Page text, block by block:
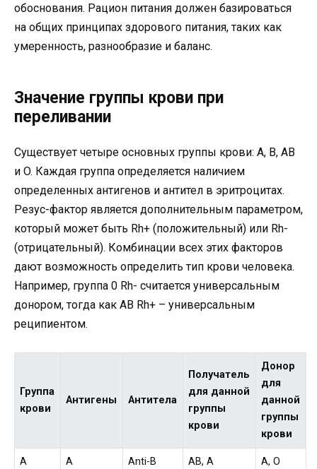
обоснования. Рацион питания должен базироваться
на общих принципах здорового питания, таких как
умеренность, разнообразие и баланс.
Значение группы крови при
переливании
Существует четыре основных группы крови: A, B, AB
и O. Каждая группа определяется наличием
определенных антигенов и антител в эритроцитах.
Резус-фактор является дополнительным параметром,
который может быть Rh+ (положительный) или Rh-
(отрицательный). Комбинации всех этих факторов
дают возможность определить тип крови человека.
Например, группа 0 Rh- считается универсальным
донором, тогда как AB Rh+ – универсальным
реципиентом.
Группа
крови
Антигены Антитела
Получатель
для данной
группы
крови
Донор
для
данной
группы
крови
A A Anti-B AB, A A, O